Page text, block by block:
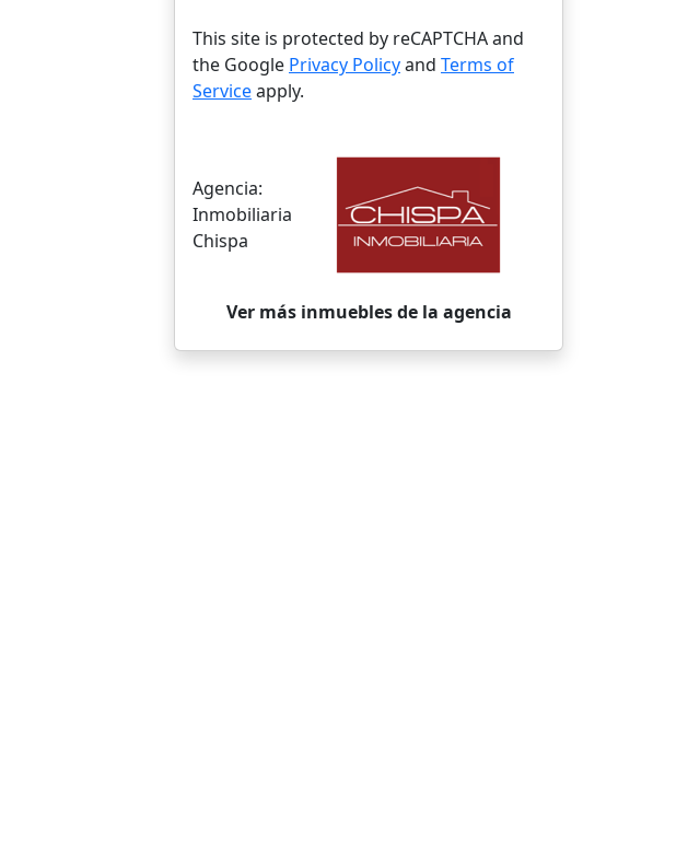
This site is protected by reCAPTCHA and
the Google Privacy Policyand Terms of
Serviceapply.
Agencia:
Inmobiliaria
Chispa
Ver más inmuebles de la agencia